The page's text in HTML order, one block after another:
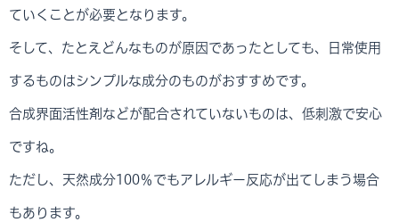
ていくことが必要となります。
そして、たとえどんなものが原因であったとしても、日常使用
するものはシンプルな成分のものがおすすめです。
合成界面活性剤などが配合されていないものは、低刺激で安心
ですね。
ただし、天然成分100％でもアレルギー反応が出てしまう場合
もあります。